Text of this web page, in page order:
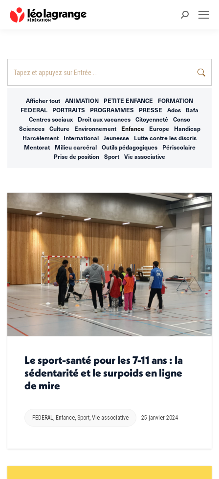
Recherche
Afficher tout ANIMATION PETITE ENFANCE
FORMATION
FEDERAL
PORTRAITS PROGRAMMES PRESSE Ados
Bafa
Centres sociaux
Droit aux vacances Citoyenneté
Conso
Sciences
Culture Environnement Enfance Europe
Handicap
Harcèlement
International Jeunesse
Lutte contre les discris
Mentorat
Milieu carcéral Outils pédagogiques
Périscolaire
Prise de position
Sport Vie associative
Le sport-santé pour les 7-11 ans : la
sédentarité et le surpoids en ligne
de mire
FEDERAL, Enfance, Sport, Vie associative 25 janvier 2024